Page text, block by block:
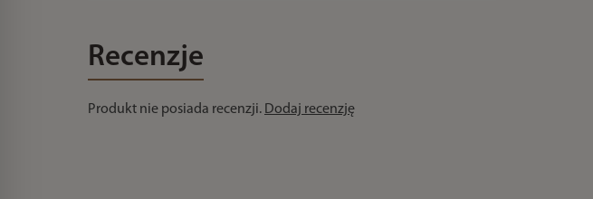
Recenzje
Produkt nie posiada recenzji. Dodaj recenzję